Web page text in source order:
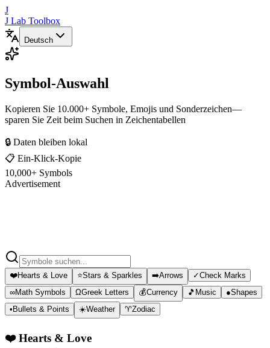
J
J Lab Toolbox
Deutsch
Symbol-Auswahl
Kopieren Sie 10.000+ Symbole, Emojis und Sonderzeichen—
sparen Sie Zeit beim Suchen in Zeichentabellen
🔒 Daten bleiben lokal
📋 Ein-Klick-Kopie
10,000+ Symbols
Advertisement
❤️Hearts & Love ⭐Stars & Sparkles ➡️Arrows ✓Check Marks
∞Math Symbols ΩGreek Letters 💰Currency 🎵 Music ●Shapes
• Bullets & Points ☀️Weather ♈Zodiac
❤️Hearts & Love